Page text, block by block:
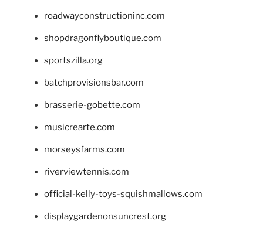
roadwayconstructioninc.com
shopdragonflyboutique.com
sportszilla.org
batchprovisionsbar.com
brasserie-gobette.com
musicrearte.com
morseysfarms.com
riverviewtennis.com
official-kelly-toys-squishmallows.com
displaygardenonsuncrest.org